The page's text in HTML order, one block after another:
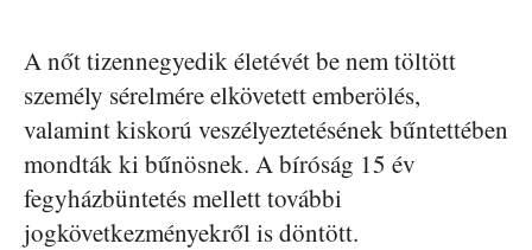
A nőt tizennegyedik életévét be nem töltött
személy sérelmére elkövetett emberölés,
valamint kiskorú veszélyeztetésének bűntettében
mondták ki bűnösnek. A bíróság 15 év
fegyházbüntetés mellett további
jogkövetkezményekről is döntött.